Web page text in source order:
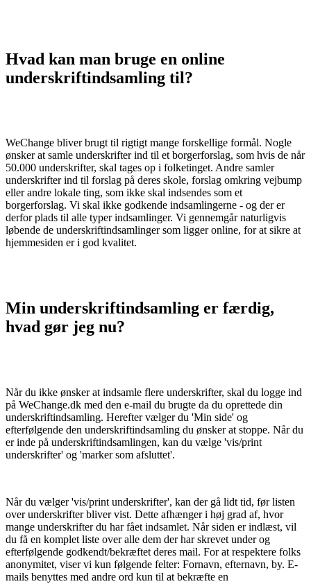
Hvad kan man bruge en online
underskriftindsamling til?
WeChange bliver brugt til rigtigt mange forskellige formål. Nogle
ønsker at samle underskrifter ind til et borgerforslag, som hvis de når
50.000 underskrifter, skal tages op i folketinget. Andre samler
underskrifter ind til forslag på deres skole, forslag omkring vejbump
eller andre lokale ting, som ikke skal indsendes som et
borgerforslag. Vi skal ikke godkende indsamlingerne - og der er
derfor plads til alle typer indsamlinger. Vi gennemgår naturligvis
løbende de underskriftindsamlinger som ligger online, for at sikre at
hjemmesiden er i god kvalitet.
Min underskriftindsamling er færdig,
hvad gør jeg nu?
Når du ikke ønsker at indsamle flere underskrifter, skal du logge ind
på WeChange.dk med den e-mail du brugte da du oprettede din
underskriftindsamling. Herefter vælger du 'Min side' og
efterfølgende den underskriftindsamling du ønsker at stoppe. Når du
er inde på underskriftindsamlingen, kan du vælge 'vis/print
underskrifter' og 'marker som afsluttet'.
Når du vælger 'vis/print underskrifter', kan der gå lidt tid, før listen
over underskrifter bliver vist. Dette afhænger i høj grad af, hvor
mange underskrifter du har fået indsamlet. Når siden er indlæst, vil
du få en komplet liste over alle dem der har skrevet under og
efterfølgende godkendt/bekræftet deres mail. For at respektere folks
anonymitet, viser vi kun følgende felter: Fornavn, efternavn, by. E-
mails benyttes med andre ord kun til at bekræfte en